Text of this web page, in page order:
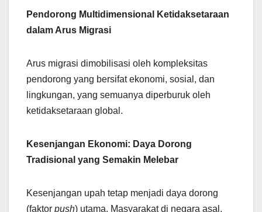
Pendorong Multidimensional Ketidaksetaraan
dalam Arus Migrasi
Arus migrasi dimobilisasi oleh kompleksitas
pendorong yang bersifat ekonomi, sosial, dan
lingkungan, yang semuanya diperburuk oleh
ketidaksetaraan global.
Kesenjangan Ekonomi: Daya Dorong
Tradisional yang Semakin Melebar
Kesenjangan upah tetap menjadi daya dorong
(faktor push) utama. Masyarakat di negara asal,